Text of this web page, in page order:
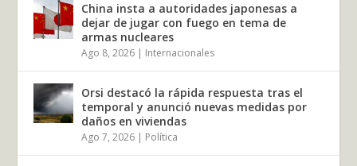
China insta a autoridades japonesas a
dejar de jugar con fuego en tema de
armas nucleares
Ago 8, 2026 | Internacionales
Orsi destacó la rápida respuesta tras el
temporal y anunció nuevas medidas por
daños en viviendas
Ago 7, 2026 | Política